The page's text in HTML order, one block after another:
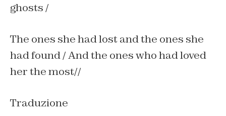
ghosts /
The ones she had lost and the ones she
had found /And the ones who had loved
her the most//
Traduzione